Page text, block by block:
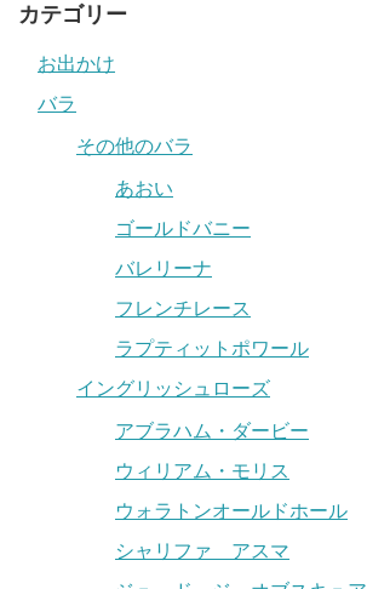
カテゴリー
お出かけ
バラ
その他のバラ
あおい
ゴールドバニー
バレリーナ
フレンチレース
ラプティットポワール
イングリッシュローズ
アブラハム・ダービー
ウィリアム・モリス
ウォラトンオールドホール
シャリファ アスマ